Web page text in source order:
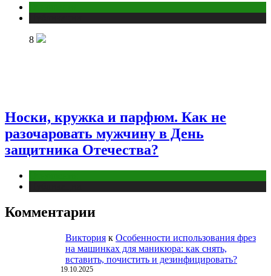
8
Носки, кружка и парфюм. Как не
разочаровать мужчину в День
защитника Отечества?
Комментарии
Виктория к Особенности использования фрез
на машинках для маникюра: как снять,
вставить, почистить и дезинфицировать?
19.10.2025